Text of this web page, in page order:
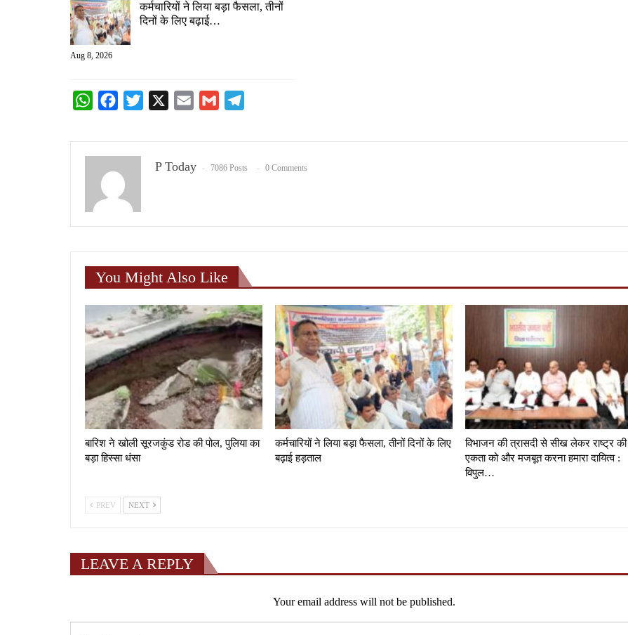
कर्मचारियों ने लिया बड़ा फैसला, तीनों
दिनों के लिए बढ़ाई…
Aug 8, 2026
WhatsAppFacebook
Twitter Email Gmail
P Today 7086 Posts 0 Comments
You Might Also Like
बारिश ने खोली सूरजकुंड रोड की पोल, पुलिया का
बड़ा हिस्सा धंसा
कर्मचारियों ने लिया बड़ा फैसला, तीनों दिनों के लिए
बढ़ाई हड़ताल
विभाजन की त्रासदी से सीख लेकर राष्ट्र की
एकता को और मजबूत करना हमारा दायित्व :
विपुल…
PREV NEXT
LEAVE A REPLY
Your email address will not be published.